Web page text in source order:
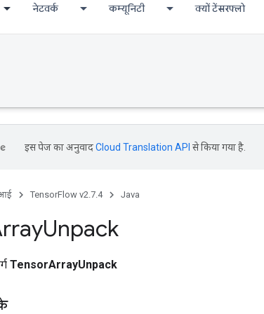
नेटवर्क कम्यूनिटी क्यों टेंसरफ्लो
इस पेज का अनुवादCloud Translation API से किया गया है.
TensorFlow v2.7.4 Java
Unpack
TensorArrayUnpack